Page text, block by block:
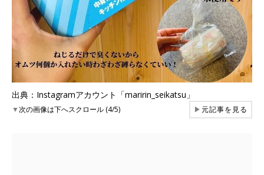
出典：Instagramアカウント「maririn_seikatsu」
▼次の画像は下へスクロール (4/5) ▶元記事を見る